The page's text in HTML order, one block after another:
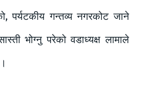
पर्यटकीय गन्तव्य नगरकोट जाने
भोग्नु परेको वडाध्यक्ष लामाले